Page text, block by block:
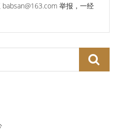
举报，一经